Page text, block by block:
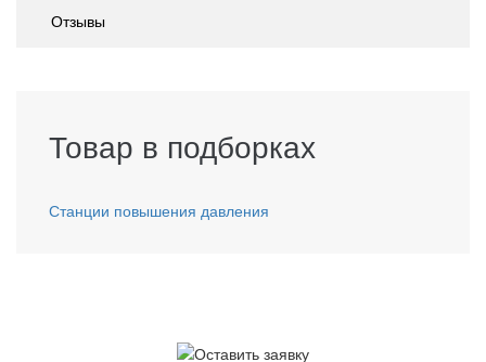
Отзывы
Товар в подборках
Станции повышения давления